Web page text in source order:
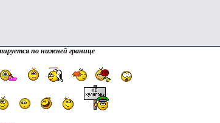
по нижней границе